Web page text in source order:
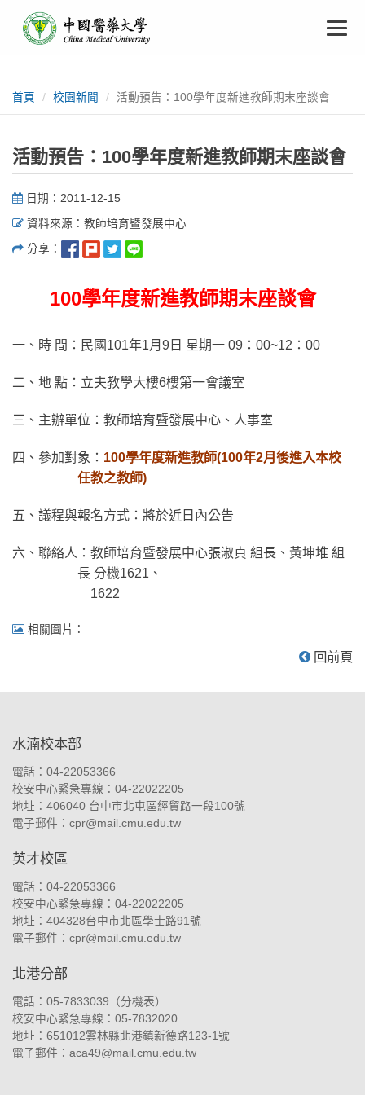
要
中
國
醫
藥
大
學
首頁 校園新聞 活動預告：100學年度新進教師期末座談會
活動預告：100學年度新進教師期末座談會
日期：2011-12-15
資料來源：教師培育暨發展中心
分享：
100學年度新進教師期末座談會
一、時 間：民國101年1月9日 星期一 09：00~12：00
二、地 點：立夫教學大樓6樓第一會議室
三、主辦單位：教師培育暨發展中心、人事室
四、參加對象： 100學年度新進教師(100年2月後進入本校
任教之教師)
五、議程與報名方式：將於近日內公告
六、聯絡人：教師培育暨發展中心張淑貞 組長、黃坤堆 組
長 分機1621、
1622
相關圖片：
回前頁
水湳校本部
電話：04-22053366
校安中心緊急專線：04-22022205
地址： 406040 台中市北屯區經貿路一段100號
電子郵件： cpr@mail.cmu.edu.tw
英才校區
電話：04-22053366
校安中心緊急專線：04-22022205
地址： 404328台中市北區學士路91號
電子郵件： cpr@mail.cmu.edu.tw
北港分部
電話：05-7833039（分機表）
校安中心緊急專線：05-7832020
地址： 651012雲林縣北港鎮新德路123-1號
電子郵件： aca49@mail.cmu.edu.tw